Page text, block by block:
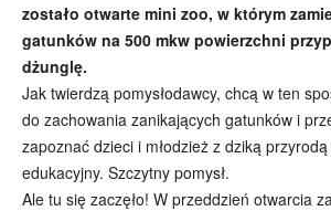
zostało otwarte mini zoo, w którym
gatunków na 500 mkw powierzchni
dżunglę.
Jak twierdzą pomysłodawcy, chcą w ten
do zachowania zanikających gatunków i
zapoznać dzieci i młodzież z dziką
edukacyjny. Szczytny pomysł.
Ale tu się zaczęło! W przeddzień otwarcia